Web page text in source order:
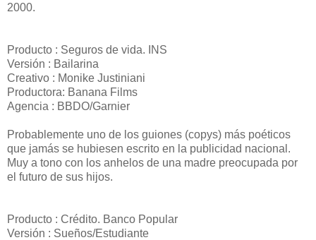
2000.
Producto : Seguros de vida. INS
Versión : Bailarina
Creativo : Monike Justiniani
Productora: Banana Films
Agencia : BBDO/Garnier
Probablemente uno de los guiones (copys) más poéticos
que jamás se hubiesen escrito en la publicidad nacional.
Muy a tono con los anhelos de una madre preocupada por
el futuro de sus hijos.
Producto : Crédito. Banco Popular
Versión : Sueños/Estudiante